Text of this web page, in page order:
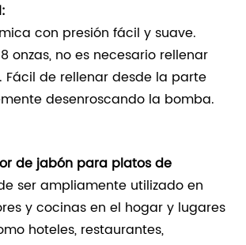
con presión fácil y suave.
onzas, no es necesario rellenar
Fácil de rellenar desde la parte
desenroscando la bomba.
de jabón para platos de
ser ampliamente utilizado en
y cocinas en el hogar y lugares
hoteles, restaurantes,